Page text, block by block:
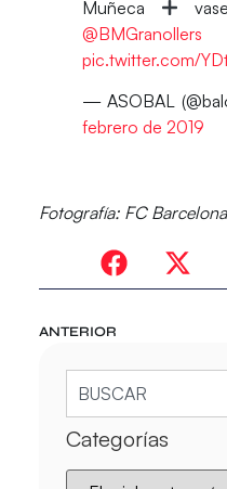
Muñeca
@BMGranollers
pic.twitter.com/
— ASOBAL
febrero de 2019
Fotografía: FC Barcelona
ANTERIOR
Categorías